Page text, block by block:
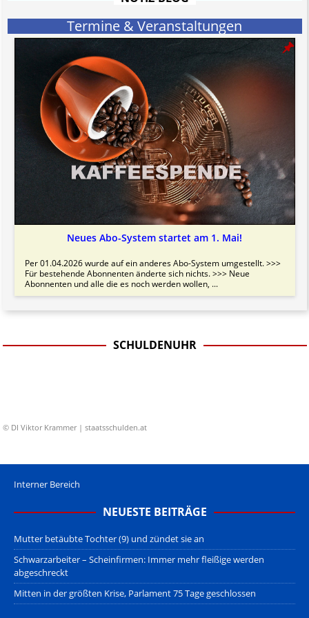
informativen Charakter.
Bitte beachten Sie in dem Zusammenhang auch unsereAGB.
Termine & Veranstaltungen
Neues Abo-System startet am 1. Mai!
Per 01.04.2026 wurde auf ein anderes Abo-System umgestellt. >>>
Für bestehende Abonnenten änderte sich nichts. >>> Neue
Abonnenten und alle die es noch werden wollen, ...
SCHULDENUHR
© DI Viktor Krammer | staatsschulden.at
Interner Bereich
NEUESTE BEITRÄGE
Mutter betäubte Tochter (9) und zündet sie an
Schwarzarbeiter – Scheinfirmen: Immer mehr fleißige werden
abgeschreckt
Mitten in der größten Krise, Parlament 75 Tage geschlossen